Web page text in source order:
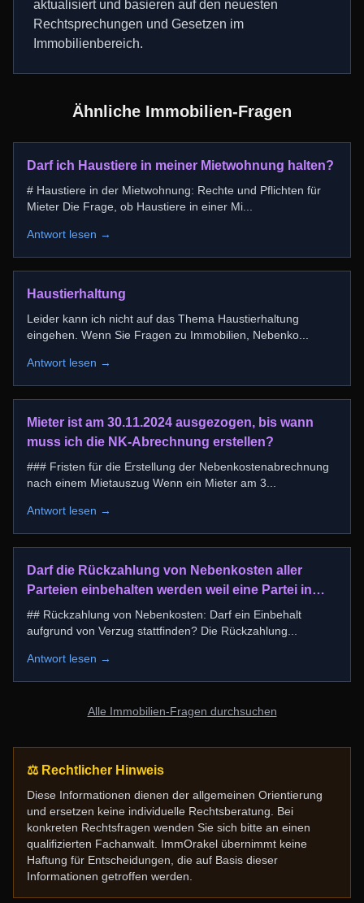
aktualisiert und basieren auf den neuesten
Rechtsprechungen und Gesetzen im
Immobilienbereich.
Ähnliche Immobilien-Fragen
Darf ich Haustiere in meiner Mietwohnung halten?
# Haustiere in der Mietwohnung: Rechte und Pflichten für
Mieter Die Frage, ob Haustiere in einer Mi
Antwort lesen →
Haustierhaltung
Leider kann ich nicht auf das Thema Haustierhaltung
eingehen. Wenn Sie Fragen zu Immobilien, Nebenko
Antwort lesen →
Mieter ist am 30.11.2024 ausgezogen, bis wann
muss ich die NK-Abrechnung erstellen?
### Fristen für die Erstellung der Nebenkostenabrechnung
nach einem Mietauszug Wenn ein Mieter am 3
Antwort lesen →
Darf die Rückzahlung von Nebenkosten aller
Parteien einbehalten werden weil eine Partei in
verzug ist?
## Rückzahlung von Nebenkosten: Darf ein Einbehalt
aufgrund von Verzug stattfinden? Die Rückzahlung
Antwort lesen →
Alle Immobilien-Fragen durchsuchen
⚖️ Rechtlicher Hinweis
Diese Informationen dienen der allgemeinen Orientierung
und ersetzen keine individuelle Rechtsberatung. Bei
konkreten Rechtsfragen wenden Sie sich bitte an einen
qualifizierten Fachanwalt. ImmOrakel übernimmt keine
Haftung für Entscheidungen, die auf Basis dieser
Informationen getroffen werden.